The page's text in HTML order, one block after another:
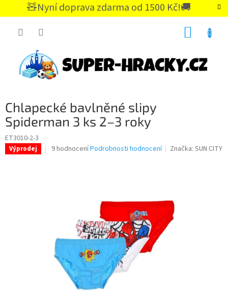
🧸Nyní doprava zdarma od 1500 Kč!🚚
CZK
Chlapecké bavlněné slipy
Spiderman 3 ks 2–3 roky
ET3010-2-3
Výprodej
Průměrné
9 hodnoceníPodrobnosti hodnocení Značka:SUN CITY